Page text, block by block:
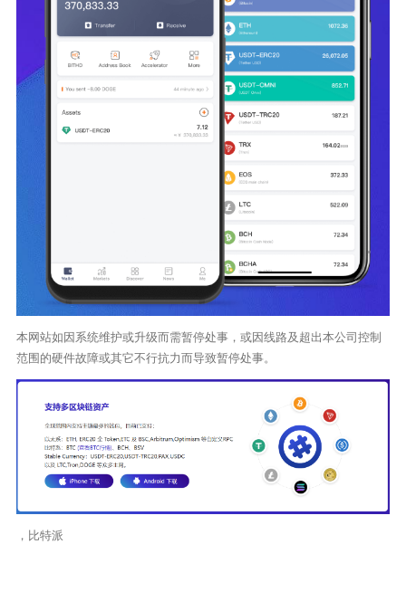
本网站如因系统维护或升级而需暂停处事，或因线路及超出本公司控制
范围的硬件故障或其它不行抗力而导致暂停处事。
，比特派